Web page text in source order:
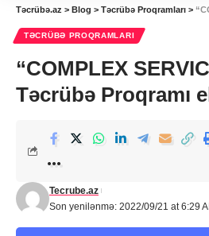
Təcrübə.az > Blog > Təcrübə Proqramları >
TƏCRÜBƏ PROQRAMLARI
“COMPLEX
Təcrübə Proqramı
Son yenilənmə: 2022/09/21 at 6:29
Tecrube.az